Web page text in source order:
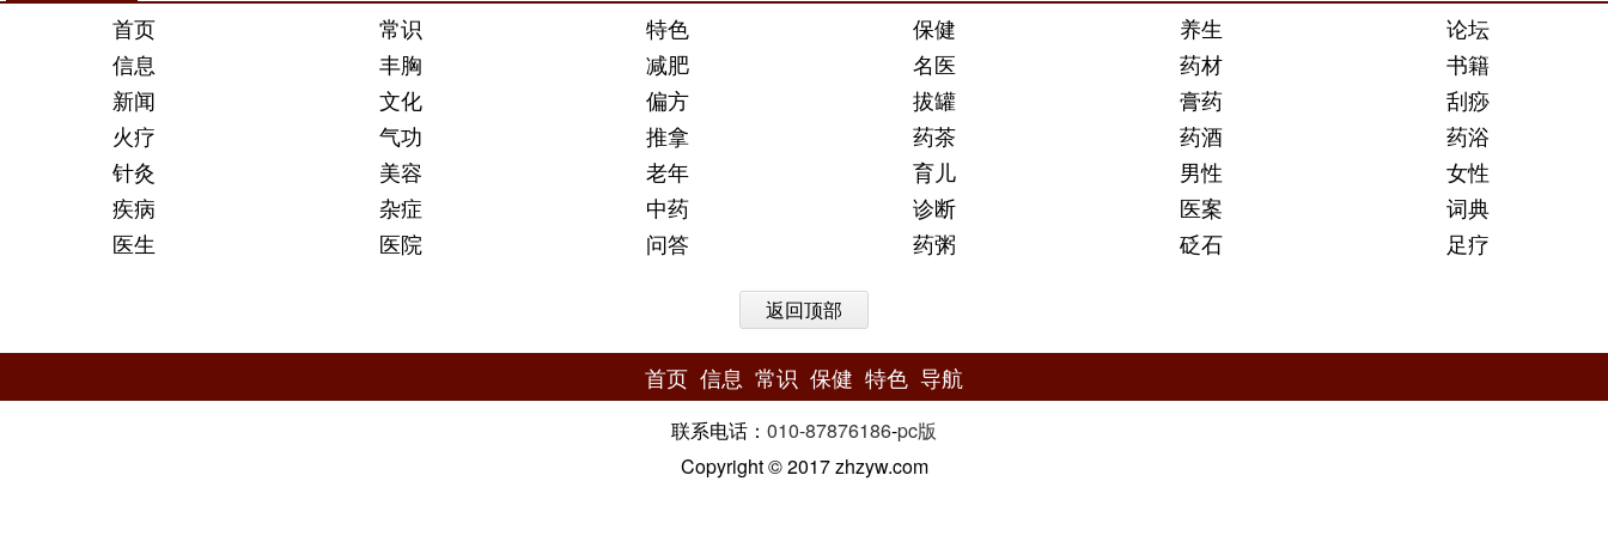
首页 常识 特色 保健 养生
论坛
信息
丰胸 减肥 名医 药材
书籍
新闻
文化 偏方 拔罐 膏药
刮痧
火疗
气功 推拿 药茶 药酒
药浴
针灸
美容 老年 育儿 男性
女性
疾病
杂症 中药 诊断 医案
词典
医生
医院 问答 药粥 砭石 足疗
返回顶部
首页 信息 常识 保健 特色 导航
联系电话： 010-87876186-pc版
Copyright © 2017 zhzyw.com